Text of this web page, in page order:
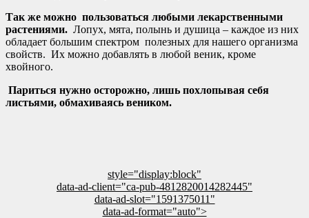
Так же можно пользоваться любыми лекарственными
растениями. Лопух, мята, полынь и душица – каждое из них
обладает большим спектром полезных для нашего организма
свойств. Их можно добавлять в любой веник, кроме
хвойного.
Париться нужно осторожно, лишь похлопывая себя
листьями, обмахиваясь веником.
style="display:block"
data-ad-client="ca-pub-4812820014282445"
data-ad-slot="1591375011"
data-ad-format="auto">